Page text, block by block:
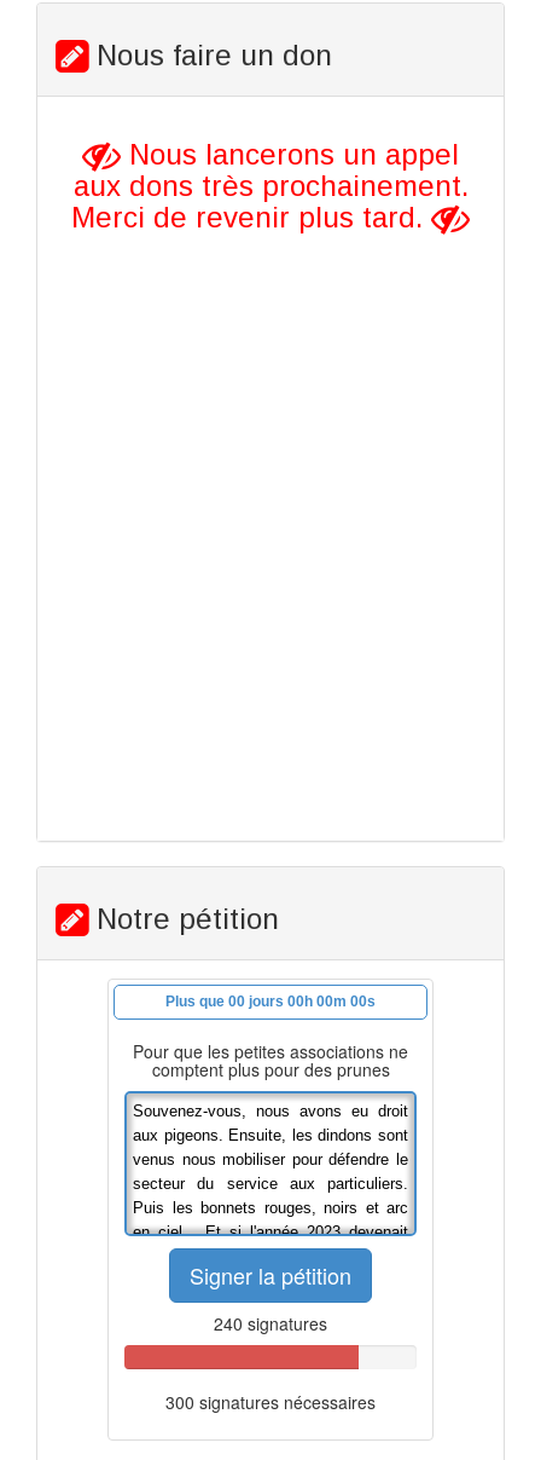
Nous faire un don
Nous lancerons un appel
aux dons très prochainement.
Merci de revenir plus tard.
Notre pétition